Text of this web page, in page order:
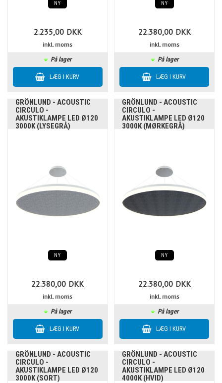
NY
2.235,00 DKK
inkl. moms
På lager
NY
22.380,00 DKK
inkl. moms
På lager
GRÖNLUND - ACOUSTIC
CIRCULO -
AKUSTIKLAMPE LED Ø120
3000K (LYSEGRÅ)
NY
22.380,00 DKK
inkl. moms
På lager
GRÖNLUND - ACOUSTIC
CIRCULO -
AKUSTIKLAMPE LED Ø120
3000K (MØRKEGRÅ)
NY
22.380,00 DKK
inkl. moms
På lager
GRÖNLUND - ACOUSTIC
CIRCULO -
AKUSTIKLAMPE LED Ø120
3000K (SORT)
GRÖNLUND - ACOUSTIC
CIRCULO -
AKUSTIKLAMPE LED Ø120
4000K (HVID)